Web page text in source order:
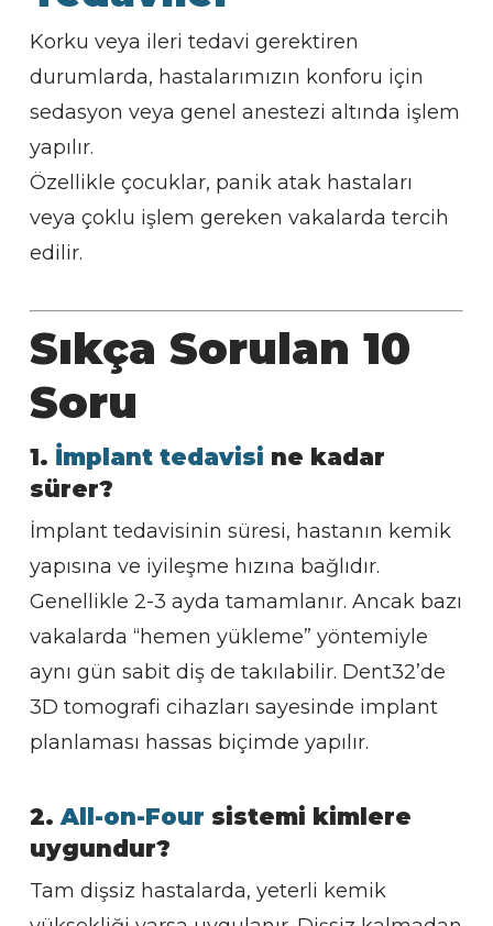
Korku veya ileri tedavi gerektiren
durumlarda, hastalarımızın konforu için
sedasyon veya genel anestezi altında işlem
yapılır.
Özellikle çocuklar, panik atak hastaları
veya çoklu işlem gereken vakalarda tercih
edilir.
Sıkça Sorulan 10
Soru
1. İmplant tedavisi ne kadar
sürer?
İmplant tedavisinin süresi, hastanın kemik
yapısına ve iyileşme hızına bağlıdır.
Genellikle 2-3 ayda tamamlanır. Ancak bazı
vakalarda “hemen yükleme” yöntemiyle
aynı gün sabit diş de takılabilir. Dent32’de
3D tomografi cihazları sayesinde implant
planlaması hassas biçimde yapılır.
2.All-on-Four sistemi kimlere
uygundur?
Tam dişsiz hastalarda, yeterli kemik